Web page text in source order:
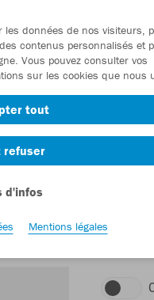
Numéro
En tant
les données de nos visiteurs,
contenus personnalisés et
Vous pouvez consulter vos
sur les cookies que nous
tout
refuser
d'infos
Mentions légales